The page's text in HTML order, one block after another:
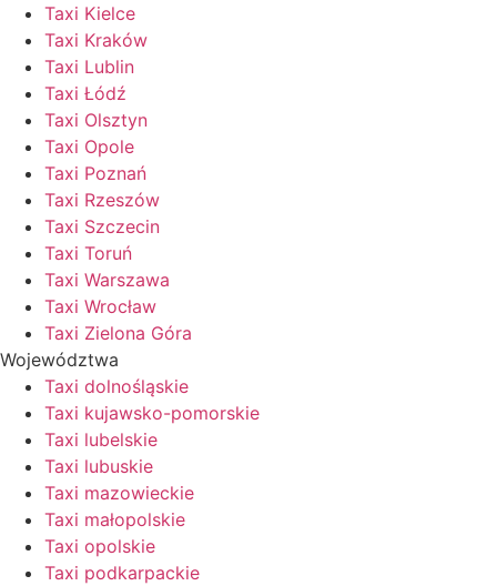
Taxi Kielce
Taxi Kraków
Taxi Lublin
Taxi Łódź
Taxi Olsztyn
Taxi Opole
Taxi Poznań
Taxi Rzeszów
Taxi Szczecin
Taxi Toruń
Taxi Warszawa
Taxi Wrocław
Taxi Zielona Góra
Województwa
Taxi dolnośląskie
Taxi kujawsko-pomorskie
Taxi lubelskie
Taxi lubuskie
Taxi mazowieckie
Taxi małopolskie
Taxi opolskie
Taxi podkarpackie